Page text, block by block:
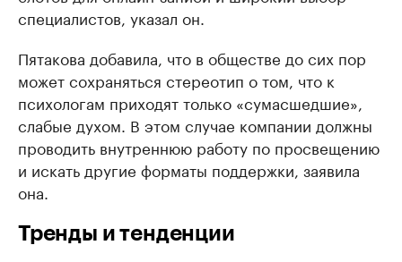
специалистов, указал он.
Пятакова добавила, что в обществе до сих пор
может сохраняться стереотип о том, что к
психологам приходят только «сумасшедшие»,
слабые духом. В этом случае компании должны
проводить внутреннюю работу по просвещению
и искать другие форматы поддержки, заявила
она.
Тренды и тенденции